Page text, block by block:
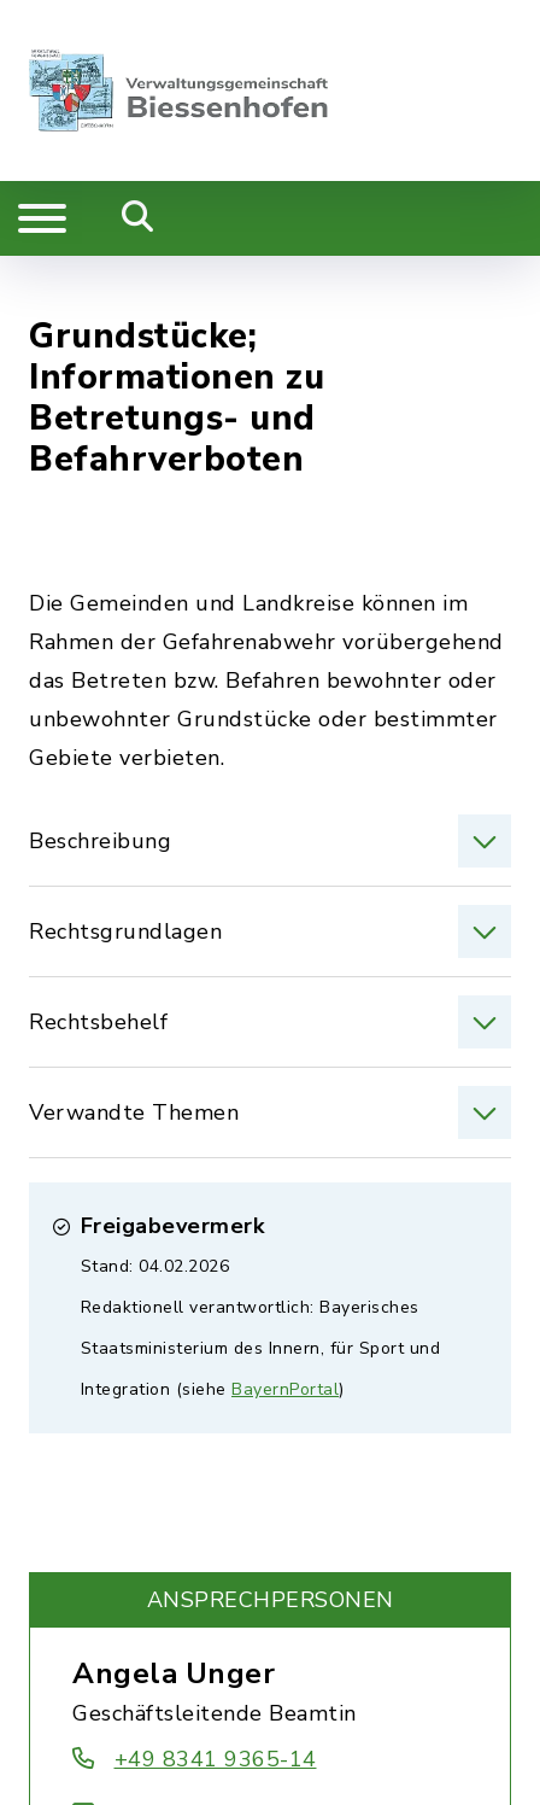
Grundstücke;
Informationen zu
Betretungs- und
Befahrverboten
Die Gemeinden und Landkreise können im
Rahmen der Gefahrenabwehr vorübergehend
das Betreten bzw. Befahren bewohnter oder
unbewohnter Grundstücke oder bestimmter
Gebiete verbieten.
Beschreibung
Rechtsgrundlagen
Rechtsbehelf
Verwandte Themen
Freigabevermerk
Stand: 04.02.2026
Redaktionell verantwortlich: Bayerisches
Staatsministerium des Innern, für Sport und
Integration (siehe BayernPortal)
ANSPRECHPERSONEN
Angela Unger
Geschäftsleitende Beamtin
+49 8341 9365-14